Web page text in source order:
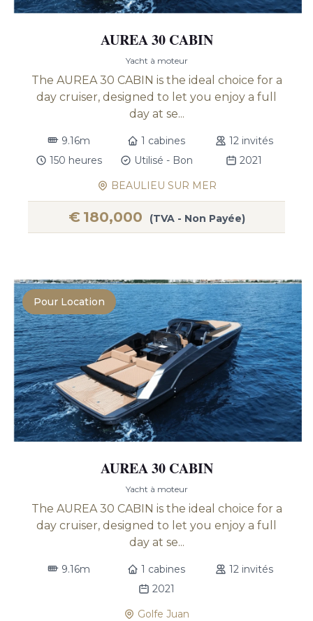
AUREA 30 CABIN
Yacht à moteur
The AUREA 30 CABIN is the ideal choice for a
day cruiser, designed to let you enjoy a full
day at se...
9.16m 1 cabines
12 invités
150 heures
Utilisé - Bon
2021
BEAULIEU SUR MER
€ 180,000 (TVA - Non Payée)
Pour Location
AUREA 30 CABIN
Yacht à moteur
The AUREA 30 CABIN is the ideal choice for a
day cruiser, designed to let you enjoy a full
day at se...
9.16m 1 cabines
12 invités
2021
Golfe Juan